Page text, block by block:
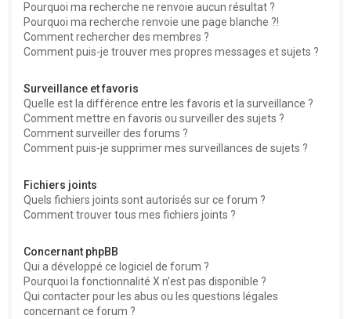
Pourquoi ma recherche ne renvoie aucun résultat ?
Pourquoi ma recherche renvoie une page blanche ?!
Comment rechercher des membres ?
Comment puis-je trouver mes propres messages et sujets ?
Surveillance et favoris
Quelle est la différence entre les favoris et la surveillance ?
Comment mettre en favoris ou surveiller des sujets ?
Comment surveiller des forums ?
Comment puis-je supprimer mes surveillances de sujets ?
Fichiers joints
Quels fichiers joints sont autorisés sur ce forum ?
Comment trouver tous mes fichiers joints ?
Concernant phpBB
Qui a développé ce logiciel de forum ?
Pourquoi la fonctionnalité X n’est pas disponible ?
Qui contacter pour les abus ou les questions légales
concernant ce forum ?